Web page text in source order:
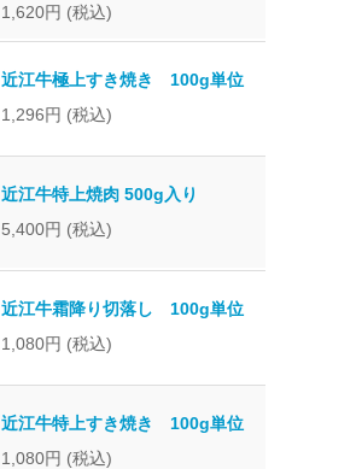
1,620円 (税込)
近江牛極上すき焼き 100g単位
1,296円 (税込)
近江牛特上焼肉 500g入り
5,400円 (税込)
近江牛霜降り切落し 100g単位
1,080円 (税込)
近江牛特上すき焼き 100g単位
1,080円 (税込)